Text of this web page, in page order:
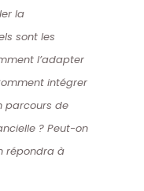
la
sont les
l’adapter
intégrer
parcours de
? Peut-on
répondra à